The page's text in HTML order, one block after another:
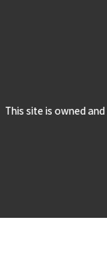
This site is owned and